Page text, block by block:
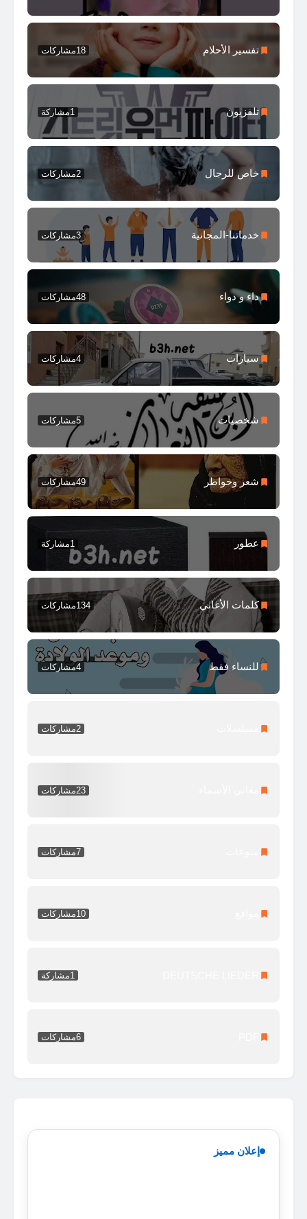
تفسير الأحلام 18مشاركات
تلفزيون 1مشاركة
خاص للرجال 2مشاركات
خدماتنا-المجانية 3مشاركات
داء و دواء 48مشاركات
سيارات 4مشاركات
شخصيات 5مشاركات
شعر وخواطر 49مشاركات
عطور 1مشاركة
كلمات الأغاني 134مشاركات
للنساء فقط 4مشاركات
2مشاركات
23مشاركات
7مشاركات
10مشاركات
1مشاركة
6مشاركات
إعلان مميز